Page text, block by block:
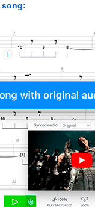
song: